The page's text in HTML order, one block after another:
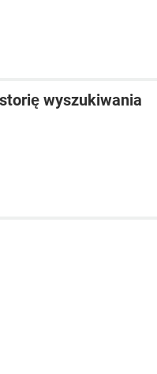
wyszukiwania